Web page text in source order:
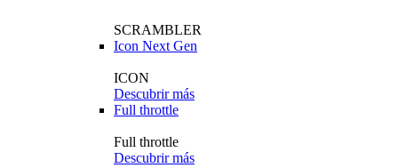
SCRAMBLER
Icon Next Gen
ICON
Descubrir más
Full throttle
Full throttle
Descubrir más